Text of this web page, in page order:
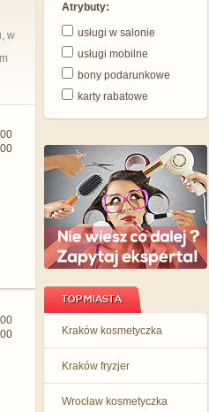
w
Atrybuty:
usługi w salonie
usługi mobilne
bony podarunkowe
karty rabatowe
TOP MIASTA
Kraków kosmetyczka
Kraków fryzjer
Wrocław kosmetyczka